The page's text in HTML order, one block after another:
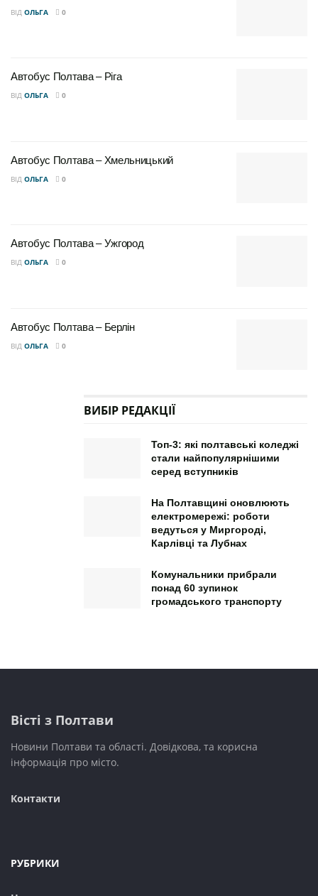
ВІД ОЛЬГА 0
Автобус Полтава – Ріга
ВІД ОЛЬГА 0
Автобус Полтава – Хмельницький
ВІД ОЛЬГА 0
Автобус Полтава – Ужгород
ВІД ОЛЬГА 0
Автобус Полтава – Берлін
ВІД ОЛЬГА 0
ВИБІР РЕДАКЦІЇ
Топ-3: які полтавські коледжі
стали найпопулярнішими
серед вступників
На Полтавщині оновлюють
електромережі: роботи
ведуться у Миргороді,
Карлівці та Лубнах
Комунальники прибрали
понад 60 зупинок
громадського транспорту
Вісті з Полтави
Новини Полтави та області. Довідкова, та корисна
інформація про місто.
Контакти
РУБРИКИ